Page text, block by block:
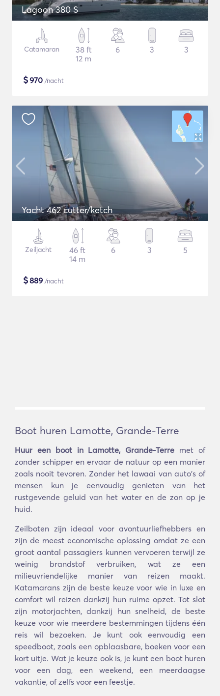
Lagoon 380 S
Catamaran
38 ft
12 m
6 3 3
$970 /nacht
Yacht 462 cutter/ketch
Zeiljacht
46 ft
14 m
6 3 5
$889 /nacht
Boot huren Lamotte, Grande-Terre
Huur een boot in Lamotte, Grande-Terre met of
zonder schipper en ervaar de natuur op een manier
zoals nooit tevoren. Zonder het lawaai van auto's of
mensen kun je eenvoudig genieten van het
rustgevende geluid van het water en de zon op je
huid.
Zeilboten zijn ideaal voor avontuurliefhebbers en
zijn de meest economische oplossing omdat ze een
groot aantal passagiers kunnen vervoeren terwijl ze
weinig brandstof verbruiken, wat ze een
milieuvriendelijke manier van reizen maakt.
Katamarans zijn de beste keuze voor wie in luxe en
comfort wil reizen dankzij hun ruime opzet. Tot slot
zijn motorjachten, dankzij hun snelheid, de beste
keuze voor wie meerdere bestemmingen tijdens één
reis wil bezoeken. Je kunt ook eenvoudig een
speedboot, zoals een opblaasbare, boeken voor een
kort uitje. Wat je keuze ook is, je kunt een boot huren
voor een dag, een weekend, een meerdaagse
vakantie, of zelfs voor een feestje.